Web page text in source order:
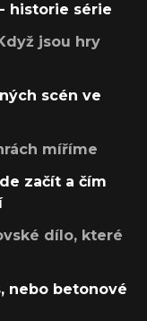
historie série
jsou hry
scén ve
míříme
začít a čím
dílo, které
nebo betonové